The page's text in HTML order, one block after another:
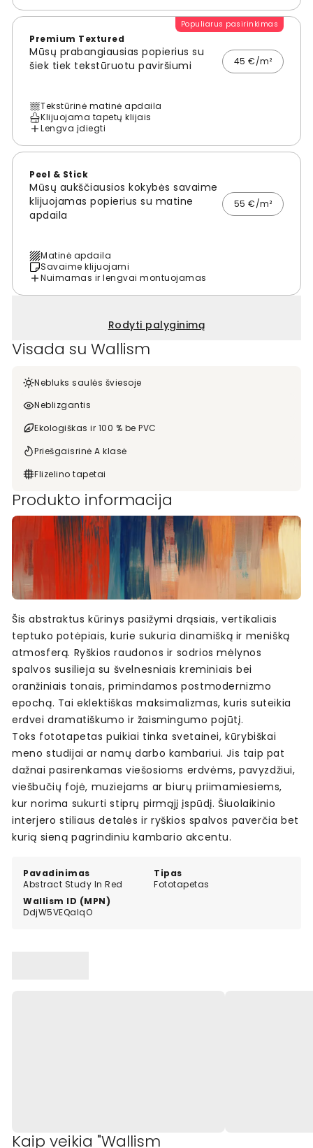
Populiarus pasirinkimas
Premium Textured
Mūsų prabangiausias popierius su
šiek tiek tekstūruotu paviršiumi
45 €/m²
Tekstūrinė matinė apdaila
Klijuojama tapetų klijais
Lengva įdiegti
Peel & Stick
Mūsų aukščiausios kokybės savaime
klijuojamas popierius su matine
apdaila
55 €/m²
Matinė apdaila
Savaime klijuojami
Nuimamas ir lengvai montuojamas
Rodyti palyginimą
Visada su Wallism
Nebluks saulės šviesoje
Neblizgantis
Ekologiškas ir 100 % be PVC
Priešgaisrinė A klasė
Flizelino tapetai
Produkto informacija
Pavadinimas
Abstract Study In Red
Tipas
Fototapetas
Wallism ID (MPN)
DdjW5VEQalqO
Šis abstraktus kūrinys pasižymi drąsiais, vertikaliais
teptuko potėpiais, kurie sukuria dinamišką ir menišką
atmosferą. Ryškios raudonos ir sodrios mėlynos
spalvos susilieja su švelnesniais kreminiais bei
oranžiniais tonais, primindamos postmodernizmo
epochą. Tai eklektiškas maksimalizmas, kuris suteikia
erdvei dramatiškumo ir žaismingumo pojūtį.
Toks fototapetas puikiai tinka svetainei, kūrybiškai
meno studijai ar namų darbo kambariui. Jis taip pat
dažnai pasirenkamas viešosioms erdvėms, pavyzdžiui,
viešbučių fojė, muziejams ar biurų priimamiesiems,
kur norima sukurti stiprų pirmąjį įspūdį. Šiuolaikinio
interjero stiliaus detalės ir ryškios spalvos paverčia bet
kurią sieną pagrindiniu kambario akcentu.
Kaip veikia "Wallism